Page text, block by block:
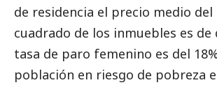
de residencia el precio medio
cuadrado de los inmuebles es de
tasa de paro femenino es del
población en riesgo de pobreza